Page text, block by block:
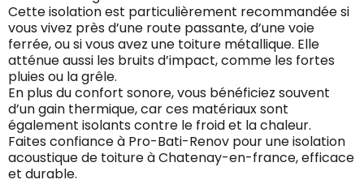
Cette isolation est particulièrement recommandée si
vous vivez près d’une route passante, d’une voie
ferrée, ou si vous avez une toiture métallique. Elle
atténue aussi les bruits d’impact, comme les fortes
pluies ou la grêle.
En plus du confort sonore, vous bénéficiez souvent
d’un gain thermique, car ces matériaux sont
également isolants contre le froid et la chaleur.
Faites confiance à Pro-Bati-Renov pour une isolation
acoustique de toiture à Chatenay-en-france, efficace
et durable.